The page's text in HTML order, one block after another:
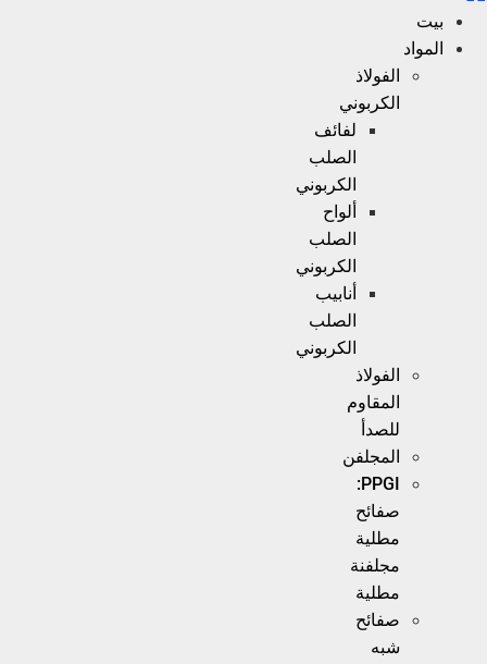
بيت
المواد
الفولاذ
الكربوني
لفائف
الصلب
الكربوني
ألواح
الصلب
الكربوني
أنابيب
الصلب
الكربوني
الفولاذ
المقاوم
للصدأ
المجلفن
PPGI:
صفائح
مطلية
مجلفنة
مطلية
صفائح
شبه